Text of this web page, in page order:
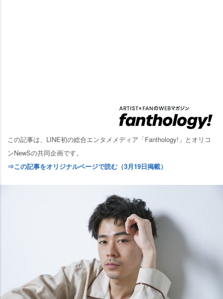
この記事は、LINE初の総合エンタメメディア「Fanthology!」とオリコ
ンNewSの共同企画です。
⇒この記事をオリジナルページで読む（3月19日掲載）